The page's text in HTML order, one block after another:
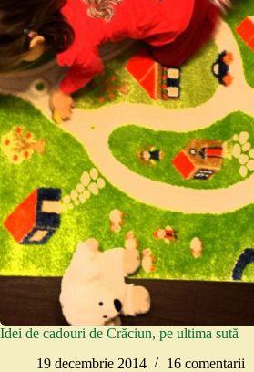
Idei de cadouri de Crăciun, pe ultima sută
19 decembrie 2014
16 comentarii